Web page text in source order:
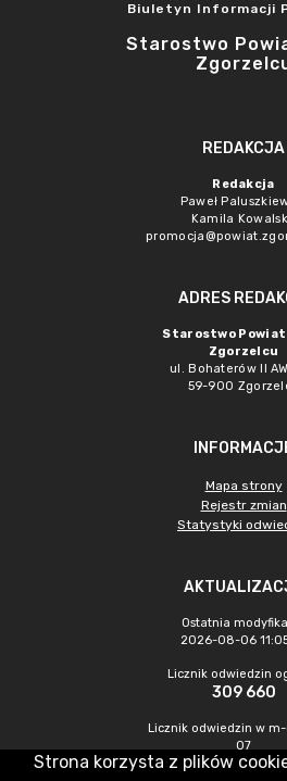
Biuletyn Informacji
Starostwo
REDAKCJA
Redakcja
Paweł
Kamila
ADRES
Starostwo
Zgorzelcu
ul. Bohaterów II
59-900
Mapa strony
Rejestr zmian
Statystyki
Ostatnia
2026-08-06
Licznik odwiedzin
309 660
Licznik odwiedzin w
07
358
Strona korzysta z plików